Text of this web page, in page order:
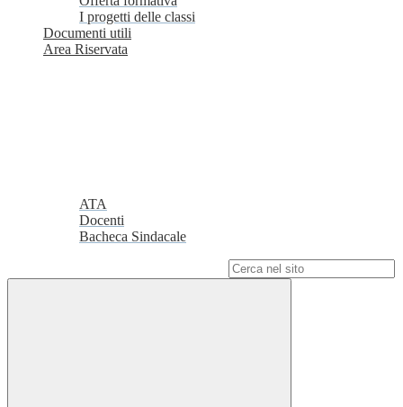
I progetti delle classi
Documenti utili
Area Riservata
ATA
Docenti
Bacheca Sindacale